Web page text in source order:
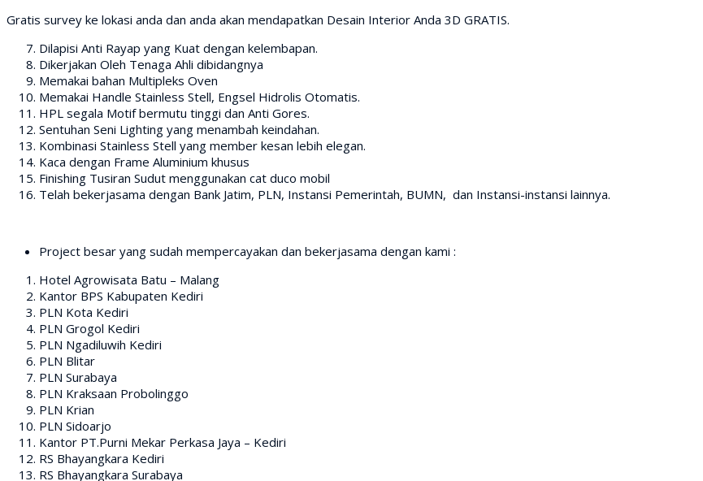
Gratis survey ke lokasi anda dan anda akan mendapatkan Desain Interior Anda 3D GRATIS.
Dilapisi Anti Rayap yang Kuat dengan kelembapan.
Dikerjakan Oleh Tenaga Ahli dibidangnya
Memakai bahan Multipleks Oven
Memakai Handle Stainless Stell, Engsel Hidrolis Otomatis.
HPL segala Motif bermutu tinggi dan Anti Gores.
Sentuhan Seni Lighting yang menambah keindahan.
Kombinasi Stainless Stell yang member kesan lebih elegan.
Kaca dengan Frame Aluminium khusus
Finishing Tusiran Sudut menggunakan cat duco mobil
Telah bekerjasama dengan Bank Jatim, PLN, Instansi Pemerintah, BUMN, dan Instansi-instansi lainnya.
Project besar yang sudah mempercayakan dan bekerjasama dengan kami :
Hotel Agrowisata Batu – Malang
Kantor BPS Kabupaten Kediri
PLN Kota Kediri
PLN Grogol Kediri
PLN Ngadiluwih Kediri
PLN Blitar
PLN Surabaya
PLN Kraksaan Probolinggo
PLN Krian
PLN Sidoarjo
Kantor PT.Purni Mekar Perkasa Jaya – Kediri
RS Bhayangkara Kediri
RS Bhayangkara Surabaya